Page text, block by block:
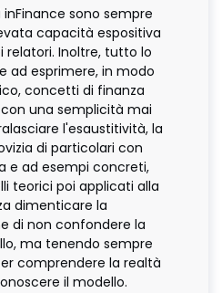
sono sempre
capacità espositiva
relatori. Inoltre, tutto lo
ad esprimere, in modo
concetti di finanza
una semplicità mai
l'esaustitività, la
di particolari con
e ad esempi concreti,
teorici poi applicati alla
dimenticare la
di non confondere la
ma tenendo sempre
comprendere la realtà
il modello.